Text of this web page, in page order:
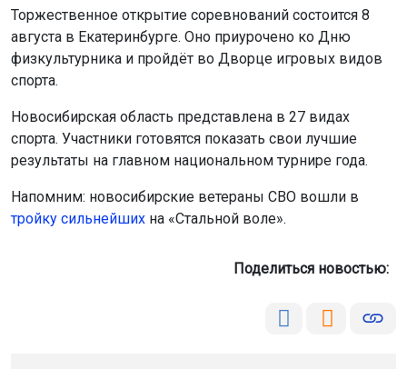
Торжественное открытие соревнований состоится 8
августа в Екатеринбурге. Оно приурочено ко Дню
физкультурника и пройдёт во Дворце игровых видов
спорта.
Новосибирская область представлена в 27 видах
спорта. Участники готовятся показать свои лучшие
результаты на главном национальном турнире года.
Напомним: новосибирские ветераны СВО вошли в
тройку сильнейших на «Стальной воле».
Поделиться новостью: